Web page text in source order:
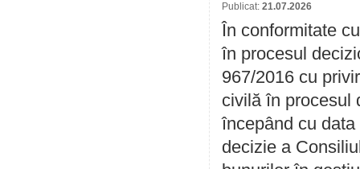
Publicat: 21.07.2026
În conformitate
în procesul
967/2016 cu
civilă în procesul
începând cu
decizie a